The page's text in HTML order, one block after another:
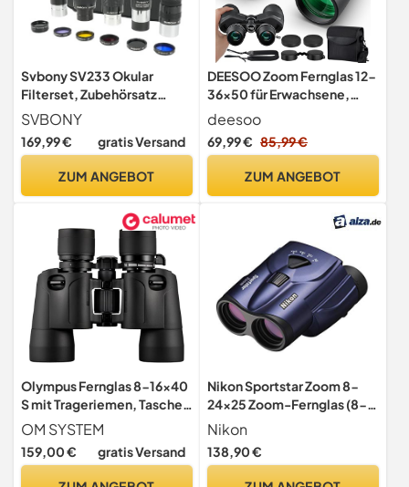
Svbony SV233 Okular
Filterset, Zubehörsatz
Teleskop, 12-Teiliges Set
SVBONY
169,99 € gratis Versand
ZUM ANGEBOT
DEESOO Zoom Fernglas 12-
36x50 für Erwachsene,
BAK4 & FMC-Vergütung,
inklusive Tragetasche,
Tragegurt und Okularschutz
Vogelbeobachtung, Jagd,
deesoo
69,99 € 85,99 €
ZUM ANGEBOT
Olympus Fernglas 8-16x40
S mit Trageriemen, Tasche
und 15 Jahre
Herstellergarantie. Klare
Bilder, natürliche Farben,
OM SYSTEM
159,00 € gratis Versand
Nikon Sportstar Zoom 8-
24x25 Zoom-Fernglas (8-
bis 24-Fach, 25mm
Frontlinsendurchmesser),
Größe S
Nikon
138,90 €